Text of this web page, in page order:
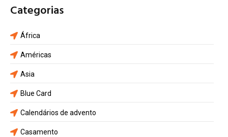
Categorias
África
Américas
Asia
Blue Card
Calendários de advento
Casamento